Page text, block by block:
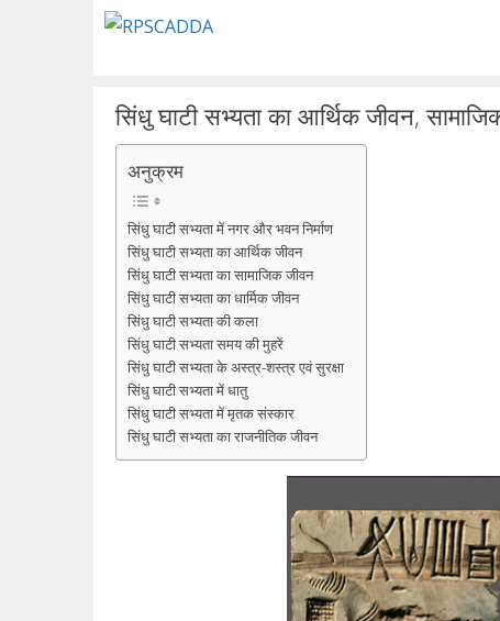
सिंधु घाटी सभ्यता का आर्थिक जीवन,
अनुक्रम
सिंधु घाटी सभ्यता में नगर और भवन निर्माण
सिंधु घाटी सभ्यता का आर्थिक जीवन
सिंधु घाटी सभ्यता का सामाजिक जीवन
सिंधु घाटी सभ्यता का धार्मिक जीवन
सिंधु घाटी सभ्यता की कला
सिंधु घाटी सभ्यता समय की मुहरें
सिंधु घाटी सभ्यता के अस्त्र-शस्त्र एवं सुरक्षा
सिंधु घाटी सभ्यता में धातु
सिंधु घाटी सभ्यता में मृतक संस्कार
सिंधु घाटी सभ्यता का राजनीतिक जीवन